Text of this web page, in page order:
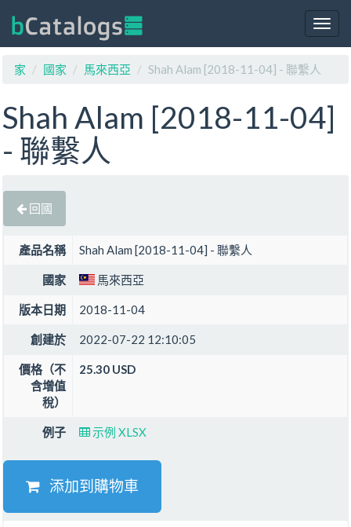
家
國家 馬來西亞 Shah Alam [2018-11-04] - 聯繫人
Shah Alam [2018-11-04]
- 聯繫人
回國
產品名稱 Shah Alam [2018-11-04] - 聯繫人
國家 馬來西亞
版本日期 2018-11-04
創建於 2022-07-22 12:10:05
價格（不
含增值
稅）
25.30 USD
例子 示例 XLSX
添加到購物車